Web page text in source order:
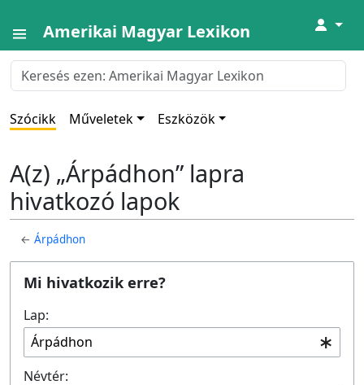
Amerikai Magyar Lexikon ↓
Szócikk Műveletek Eszközök
A(z) „Árpádhon” lapra
hivatkozó lapok
←Árpádhon
Mi hivatkozik erre?
Lap:
Névtér: